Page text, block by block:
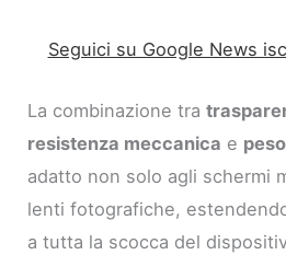
Seguici su Google News
La combinazione tra
resistenza meccanica e
adatto non solo agli schermi
lenti fotografiche,
a tutta la scocca del